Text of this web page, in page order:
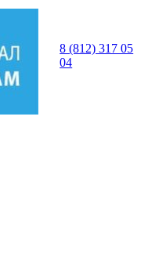
8 (812) 317 05
04